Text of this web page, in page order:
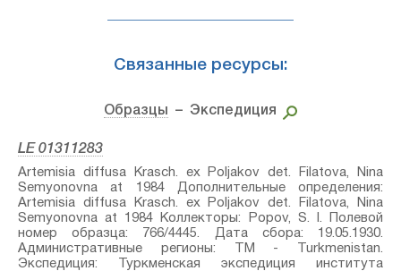
Связанные ресурсы:
Образцы – Экспедиция
LE 01311283
Artemisia diffusa Krasch. ex Poljakov⁣ det. Filatova, Nina
Semyonovna at 1984 Дополнительные определения:
Artemisia diffusa Krasch. ex Poljakov⁣ det. Filatova, Nina
Semyonovna at 1984 Коллекторы: Popov, S. I. Полевой
номер образца: 766/4445. Дата сбора: 19.05.1930.
Административные регионы: TM - Turkmenistan.
Экспедиция: Туркменская экспедиция института